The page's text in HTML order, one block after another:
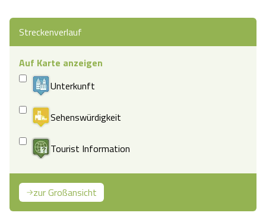
Streckenverlauf
Auf Karte anzeigen
Unterkunft
Sehenswürdigkeit
Tourist Information
zur Großansicht